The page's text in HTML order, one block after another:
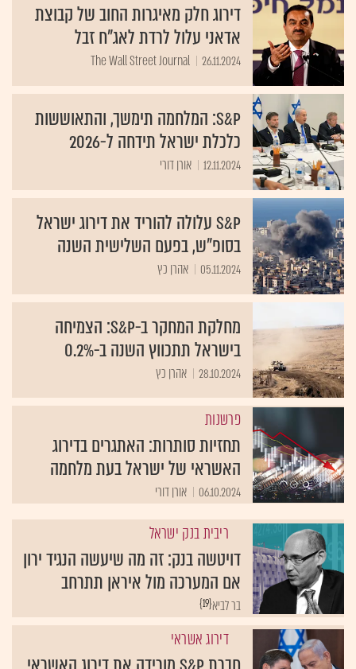
דירוג חלק מאיגרות החוב של קבוצת
אדאני עלול לרדת לאג"ח זבל
26.11.2024
The Wall Street Journal
S&P: המלחמה תימשך, והתאוששות
כלכלת ישראל תידחה ל-2026
12.11.2024 אורן דורי
S&P עלולה להוריד את דירוג ישראל
בסופ"ש, בפעם השלישית השנה
05.11.2024 אהרן כץ
מחלקת המחקר ב-S&P: הצמיחה
בישראל תתכווץ השנה ב-0.2%
28.10.2024 אהרן כץ
פרשנות
תחזיות סותרות: האתגרים בדירוג
האשראי של ישראל בעת מלחמה
06.10.2024 אורן דורי
ריבית בנק ישראל
דויטשה בנק: זה מה שיעשה הנגיד ירון
אם המערכה מול איראן תתרחב
{19}בר לביא
דירוג אשראי